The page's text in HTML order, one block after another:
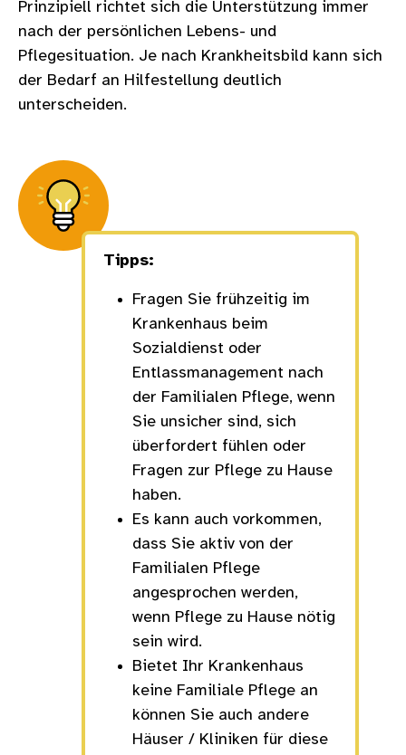
Prinzipiell richtet sich die Unterstützung immer
nach der persönlichen Lebens- und
Pflegesituation. Je nach Krankheitsbild kann sich
der Bedarf an Hilfestellung deutlich
unterscheiden.
Tipps:
Fragen Sie frühzeitig im
Krankenhaus beim
Sozialdienst oder
Entlassmanagement nach
der Familialen Pflege, wenn
Sie unsicher sind, sich
überfordert fühlen oder
Fragen zur Pflege zu Hause
haben.
Es kann auch vorkommen,
dass Sie aktiv von der
Familialen Pflege
angesprochen werden,
wenn Pflege zu Hause nötig
sein wird.
Bietet Ihr Krankenhaus
keine Familiale Pflege an
können Sie auch andere
Häuser / Kliniken für diese